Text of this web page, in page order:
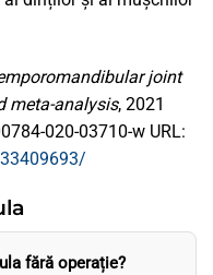
joint
meta-analysis, 2021
020-03710-w URL:
fără operație?